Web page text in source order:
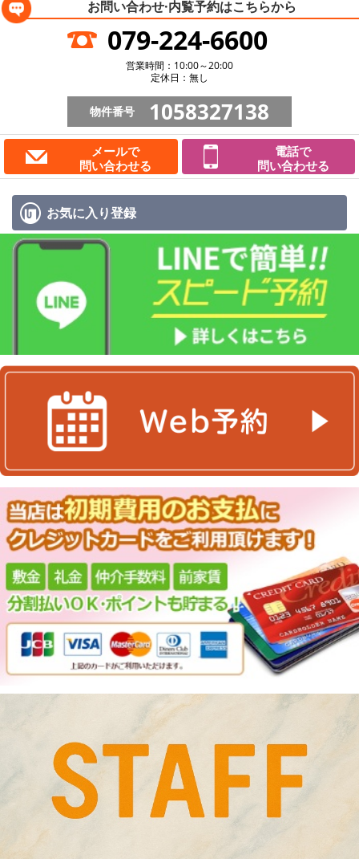
お問い合わせ·内覧予約はこちらから
079-224-6600
営業時間：10:00～20:00
定休日：無し
物件番号 1058327138
メールで
問い合わせる
電話で
問い合わせる
お気に入り登録